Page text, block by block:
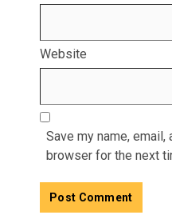
Website
Save my name,
browser for the next